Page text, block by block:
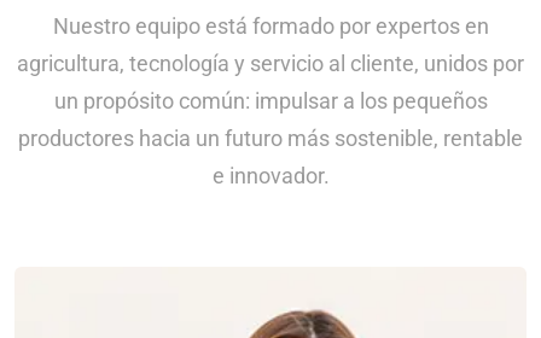
Nuestro equipo está formado por expertos en
agricultura, tecnología y servicio al cliente, unidos por
un propósito común: impulsar a los pequeños
productores hacia un futuro más sostenible, rentable
e innovador.